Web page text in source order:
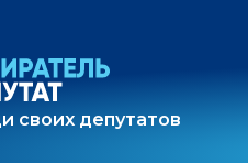
своих депутатов